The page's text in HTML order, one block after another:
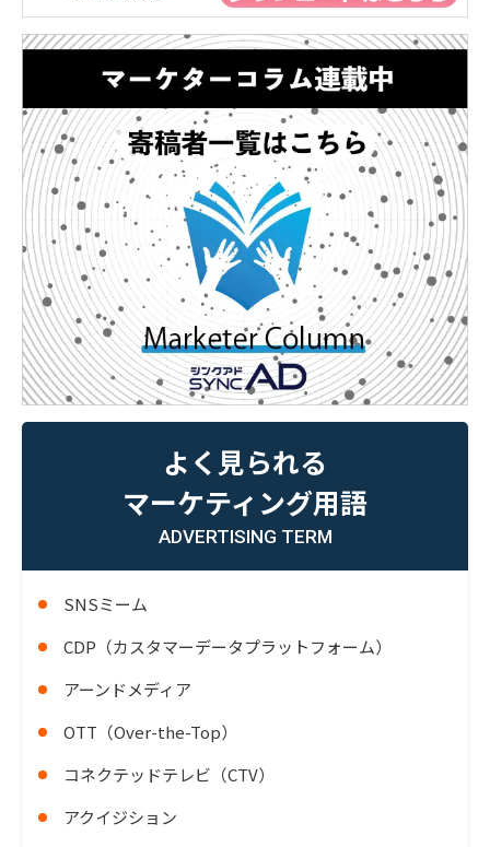
よく見られる
マーケティング用語
ADVERTISING TERM
SNSミーム
CDP（カスタマーデータプラットフォーム）
アーンドメディア
OTT（Over-the-Top）
コネクテッドテレビ（CTV）
アクイジション